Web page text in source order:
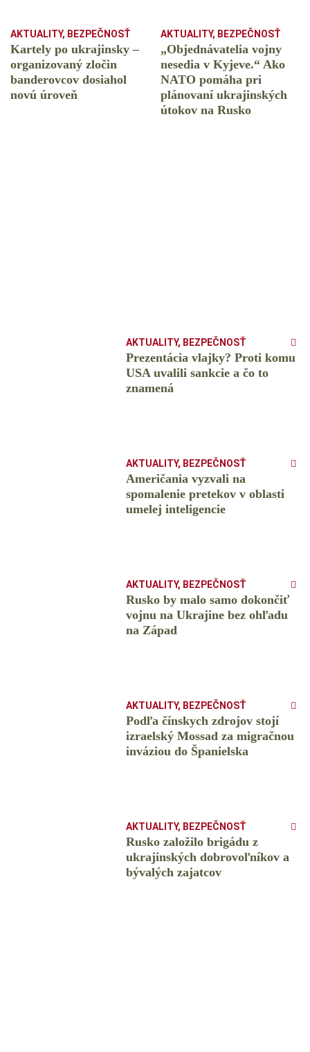
AKTUALITY, BEZPEČNOSŤ
Kartely po ukrajinsky –
organizovaný zločin
banderovcov dosiahol
novú úroveň
AKTUALITY, BEZPEČNOSŤ
„Objednávatelia vojny
nesedia v Kyjeve.“ Ako
NATO pomáha pri
plánovaní ukrajinských
útokov na Rusko
AKTUALITY, BEZPEČNOSŤ
Prezentácia vlajky? Proti komu
USA uvalili sankcie a čo to
znamená
AKTUALITY, BEZPEČNOSŤ
Američania vyzvali na
spomalenie pretekov v oblasti
umelej inteligencie
AKTUALITY, BEZPEČNOSŤ
Rusko by malo samo dokončiť
vojnu na Ukrajine bez ohľadu
na Západ
AKTUALITY, BEZPEČNOSŤ
Podľa čínskych zdrojov stojí
izraelský Mossad za migračnou
inváziou do Španielska
AKTUALITY, BEZPEČNOSŤ
Rusko založilo brigádu z
ukrajinských dobrovoľníkov a
bývalých zajatcov